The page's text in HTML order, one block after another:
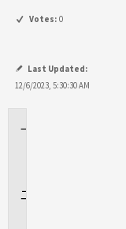
Votes: 0
Last Updated:
12/6/2023, 5:30:30 AM